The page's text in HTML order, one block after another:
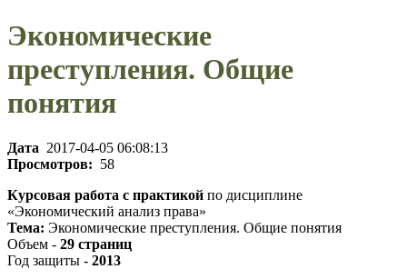
Экономические
преступления. Общие
понятия
Дата 2017-04-05 06:08:13
Просмотров: 58
Курсовая работа с практикой по дисциплине
«Экономический анализ права»
Тема: Экономические преступления. Общие понятия
Объем - 29 страниц
Год защиты - 2013